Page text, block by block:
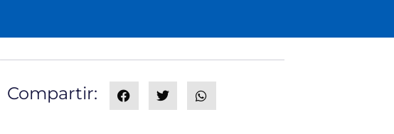
Compartir: